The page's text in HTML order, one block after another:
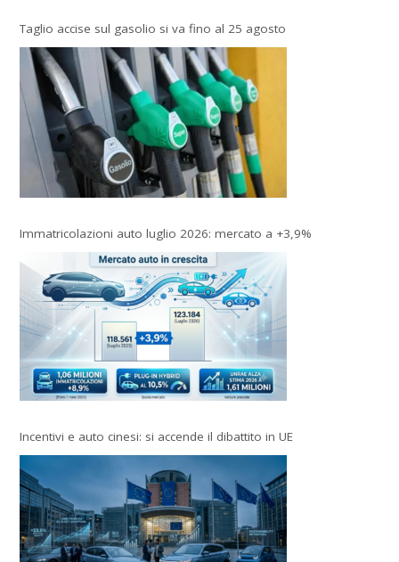
Taglio accise sul gasolio si va fino al 25 agosto
Immatricolazioni auto luglio 2026: mercato a +3,9%
Incentivi e auto cinesi: si accende il dibattito in UE